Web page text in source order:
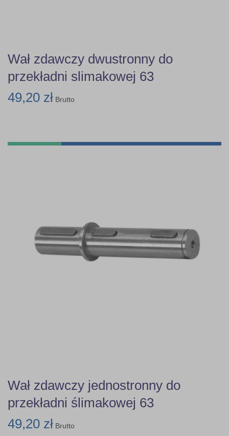
Wał zdawczy dwustronny do
przekładni slimakowej 63
49,20 zł Brutto
Wał zdawczy jednostronny do
przekładni ślimakowej 63
49,20 zł Brutto